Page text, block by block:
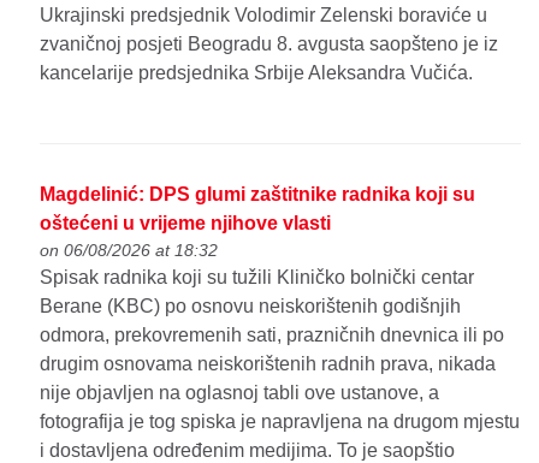
Ukrajinski predsjednik Volodimir Zelenski boraviće u
zvaničnoj posjeti Beogradu 8. avgusta saopšteno je iz
kancelarije predsjednika Srbije Aleksandra Vučića.
Magdelinić: DPS glumi zaštitnike radnika koji su
oštećeni u vrijeme njihove vlasti
on 06/08/2026 at 18:32
Spisak radnika koji su tužili Kliničko bolnički centar
Berane (KBC) po osnovu neiskorištenih godišnjih
odmora, prekovremenih sati, prazničnih dnevnica ili po
drugim osnovama neiskorištenih radnih prava, nikada
nije objavljen na oglasnoj tabli ove ustanove, a
fotografija je tog spiska je napravljena na drugom mjestu
i dostavljena određenim medijima. To je saopštio